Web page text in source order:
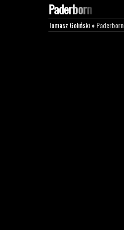
Paderborn
Tomasz Goliński♦ Paderborn